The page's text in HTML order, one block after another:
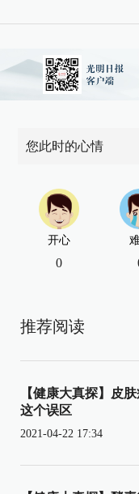
您此时的心情
开心
0
推荐阅读
【健康大真探】皮
这个误区
2021-04-22 17:34